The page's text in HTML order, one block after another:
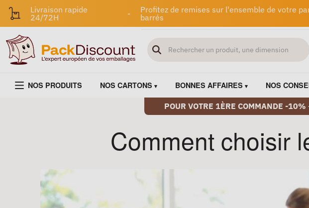
Livraison rapide
24/72H
-
Profitez de remises sur l'ensemble de votre
barrés
NOS PRODUITS NOS CARTONS BONNES AFFAIRES NOS
POUR VOTRE 1ÈRE COMMANDE -
Comment choisir